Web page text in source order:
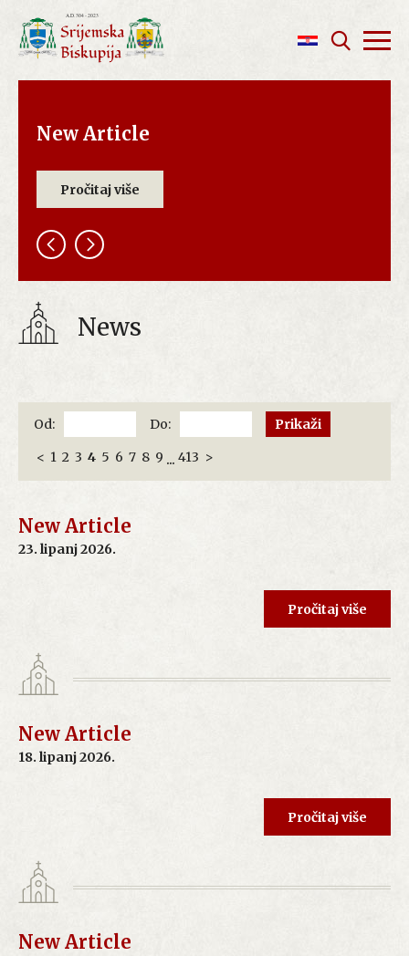
New Article
Pročitaj više
News
Od:
Do:
< 1 2 3 4 5 6 7 8 9 ... 413 >
New Article
23. lipanj 2026.
Pročitaj više
New Article
18. lipanj 2026.
Pročitaj više
New Article